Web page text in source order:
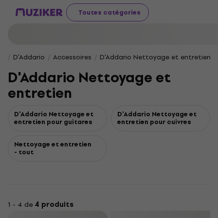
Toutes catégories
D'Addario Accessoires D'Addario Nettoyage et entretien
D'Addario Nettoyage et
entretien
D'Addario Nettoyage et
entretien pour guitares
D'Addario Nettoyage et
entretien pour cuivres
Nettoyage et entretien
- tout
1 - 4 de 4 produits